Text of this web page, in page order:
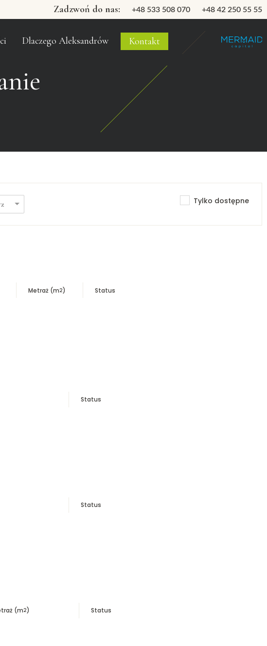
Zadzwoń do nas: +48 533 508 070 +48 42 250 55 55
Dlaczego Aleksandrów Kontakt
Tylko dostępne
Metraż (m2) Status
Status
Status
(m2) Status